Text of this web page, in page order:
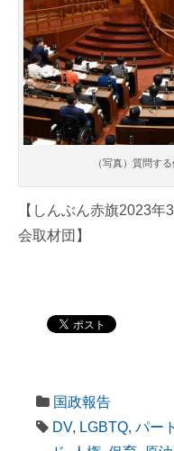
（写真）質問す
【しんぶん赤旗2023
会取材団】
国政報告
DV, LGBTQ, パー